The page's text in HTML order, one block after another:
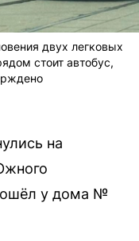
двух легковых
стоит автобус,
на
у дома №